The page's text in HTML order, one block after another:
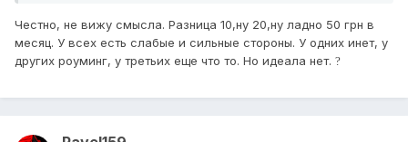
Честно, не вижу смысла. Разница 10,ну 20,ну ладно 50 грн в
месяц. У всех есть слабые и сильные стороны. У одних инет, у
других роуминг, у третьих еще что то. Но идеала нет. ?